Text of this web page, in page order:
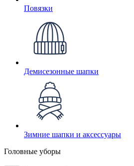
Повязки
Демисезонные шапки
Зимние шапки и аксессуары
Головные уборы